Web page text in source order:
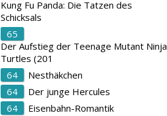
Kung Fu Panda: Die Tatzen des
Schicksals
65
Der Aufstieg der Teenage Mutant Ninja
Turtles (201
64
Nesthäkchen
64
Der junge Hercules
64
Eisenbahn-Romantik